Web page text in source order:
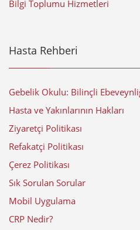
Bilgi Toplumu Hizmetleri
Hasta Rehberi
Gebelik Okulu: Bilinçli
Hasta ve Yakınlarının Hakları
Ziyaretçi Politikası
Refakatçi Politikası
Çerez Politikası
Sık Sorulan Sorular
Mobil Uygulama
CRP Nedir?